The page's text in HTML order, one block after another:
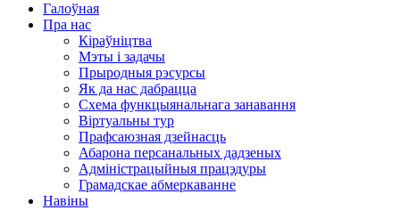
Галоўная
Пра нас
Кіраўніцтва
Мэты і задачы
Прыродныя рэсурсы
Як да нас дабрацца
Схема функцыянальнага занавання
Віртуальны тур
Прафсаюзная дзейнасць
Абарона персанальных дадзеных
Адміністрацыйныя працэдуры
Грамадскае абмеркаванне
Навіны